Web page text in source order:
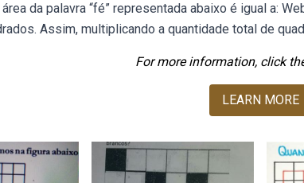
da palavra “fé” representada abaixo é igual a:
Assim, multiplicando a quantidade total de
For more information, click
LEARN MORE